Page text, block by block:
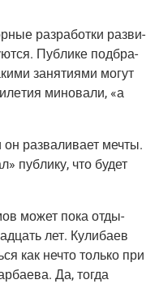
раз­ра­бот­ки раз­ви­
Пуб­ли­ке под­бра­
заня­ти­я­ми могут
мино­ва­ли, «а
раз­ва­ли­ва­ет меч­ты.
пуб­ли­ку, что будет
может пока отды­
лет. Кули­ба­ев
как нечто толь­ко при
Да, тогда